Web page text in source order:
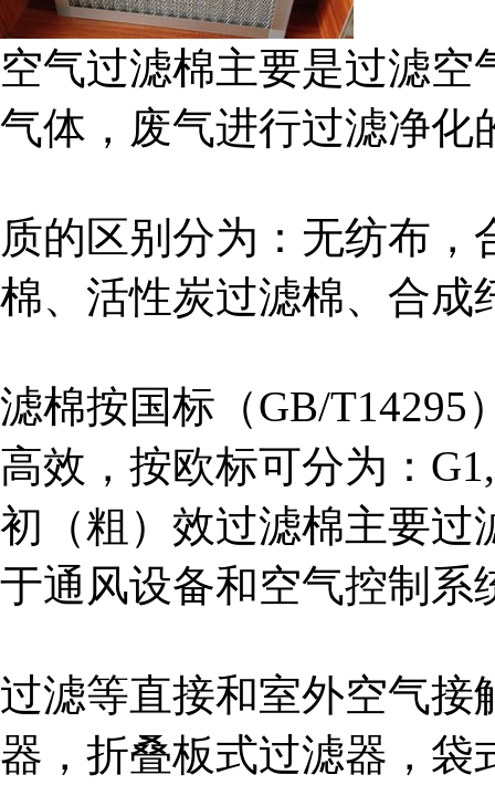
空气过滤棉主要是过滤
气体，废气进行过滤净化
质的区别分为：无纺布
棉、活性炭过滤棉、合成
滤棉按国标（GB/T14295
高效，按欧标可分为：
初（粗）效过滤棉主要过
于通风设备和空气控制系
过滤等直接和室外空气接
器，折叠板式过滤器，袋